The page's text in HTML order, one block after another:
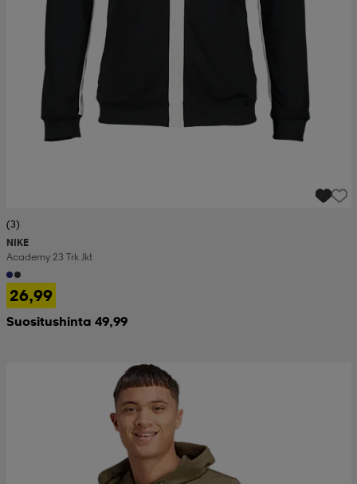
(3)
NIKE
Academy 23 Trk Jkt
26,99
Suositushinta 49,99